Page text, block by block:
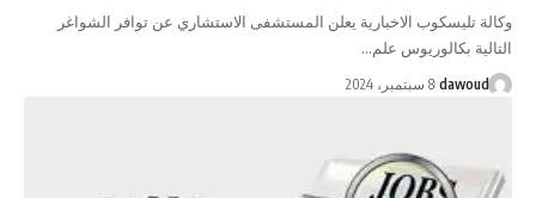
وكالة تليسكوب الاخبارية يعلن المستشفى الاستشاري عن توافر الشواغر
التالية بكالوريوس علم…
dawoud 8 سبتمبر، 2024